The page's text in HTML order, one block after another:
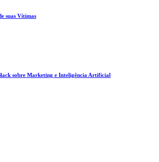
suas Vítimas
sobre Marketing e Inteligência Artificial